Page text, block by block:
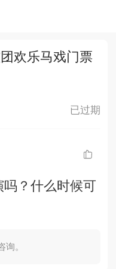
欢乐马戏门票
已过期
？什么时候可
。